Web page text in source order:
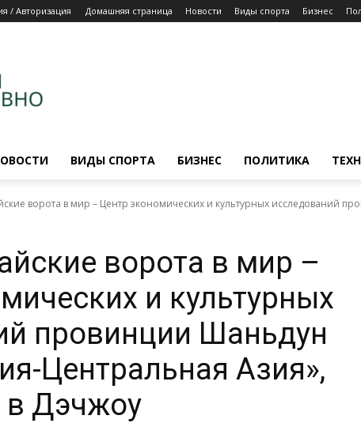
/ Авторизация Домашняя страница Новости Виды спорта Бизнес
ВИДЫ СПОРТА БИЗНЕС ПОЛИТИКА
ворота в мир – Центр экономических и культурных исследований
ворота в мир –
и культурных
провинции Шаньдун
Центральная Азия»,
Дэчжоу